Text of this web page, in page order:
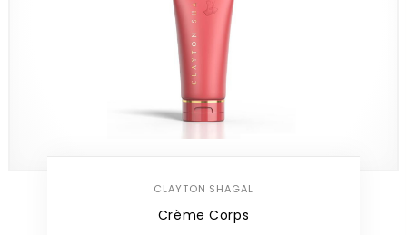
CLAYTON SHAGAL
Crème Corps